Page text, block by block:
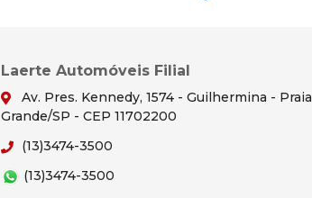
Laerte Automóveis Filial
Av. Pres. Kennedy, 1574 - Guilhermina - Praia
Grande/SP - CEP 11702200
(13)3474-3500
(13)3474-3500